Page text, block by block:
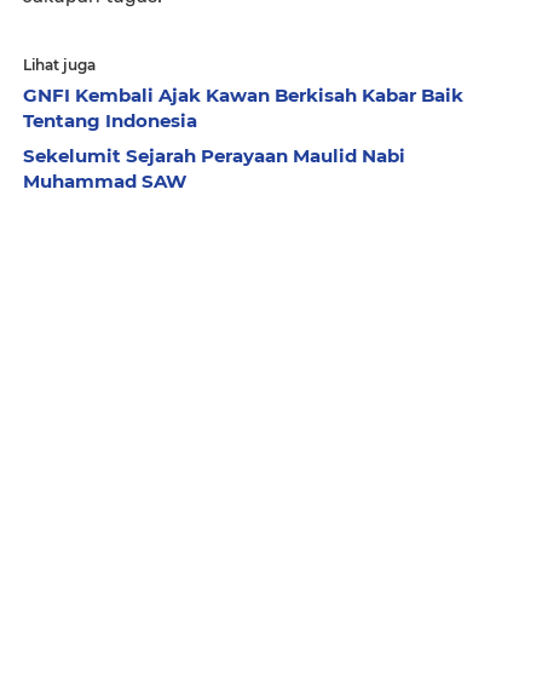
Lihat juga
GNFI Kembali Ajak Kawan Berkisah Kabar Baik
Tentang Indonesia
Sekelumit Sejarah Perayaan Maulid Nabi
Muhammad SAW